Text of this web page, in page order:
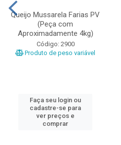
Queijo Mussarela Farias PV
(Peça com
Aproximadamente 4kg)
Código: 2900
Produto de peso variável
Faça seu login ou
cadastre-se para
ver preços e
comprar